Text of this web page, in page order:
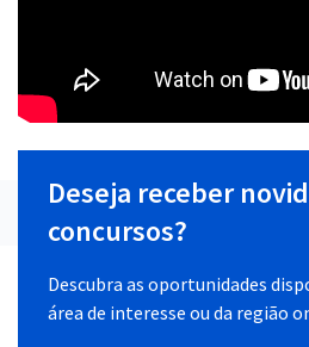
Deseja receber
concursos?
Descubra as oportunidades
área de interesse ou da região